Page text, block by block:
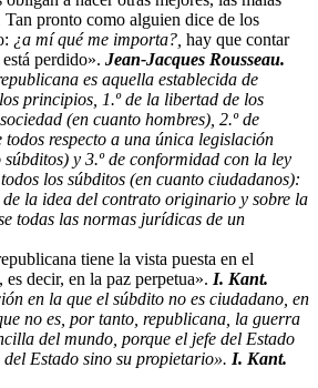
Tan pronto como alguien dice de los
¿a mí qué me importa?, hay que contar
perdido». Jean-Jacques Rousseau.
es aquella establecida de
principios, 1.º de la libertad de los
(en cuanto hombres), 2.º de
todos respecto a una única legislación
y 3.º de conformidad con la ley
los súbditos (en cuanto ciudadanos):
la idea del contrato originario y sobre la
todas las normas jurídicas de un
tiene la vista puesta en el
es decir, en la paz perpetua». I. Kant.
en la que el súbdito no es ciudadano, en
no es, por tanto, republicana, la guerra
del mundo, porque el jefe del Estado
Estado sino su propietario». I. Kant.